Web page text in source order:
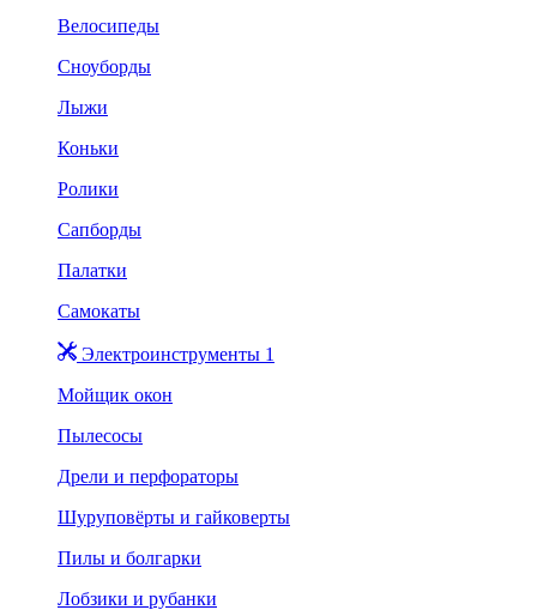
Велосипеды
Сноуборды
Лыжи
Коньки
Ролики
Сапборды
Палатки
Самокаты
Электроинструменты 1
Мойщик окон
Пылесосы
Дрели и перфораторы
Шуруповёрты и гайковерты
Пилы и болгарки
Лобзики и рубанки